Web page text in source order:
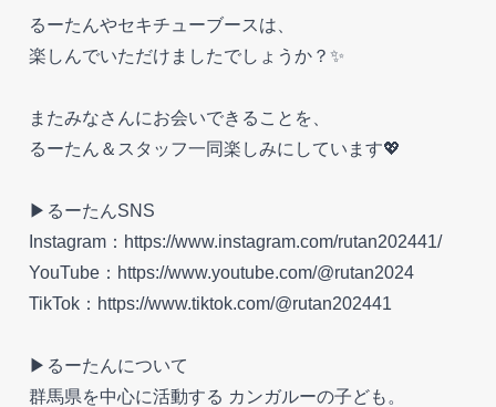
るーたんやセキチューブースは、
楽しんでいただけましたでしょうか？✨
またみなさんにお会いできることを、
るーたん＆スタッフ一同楽しみにしています💖
▶るーたんSNS
Instagram：https://www.instagram.com/rutan202441/
YouTube：https://www.youtube.com/@rutan2024
TikTok：https://www.tiktok.com/@rutan202441
▶るーたんについて
群馬県を中心に活動する カンガルーの子ども。